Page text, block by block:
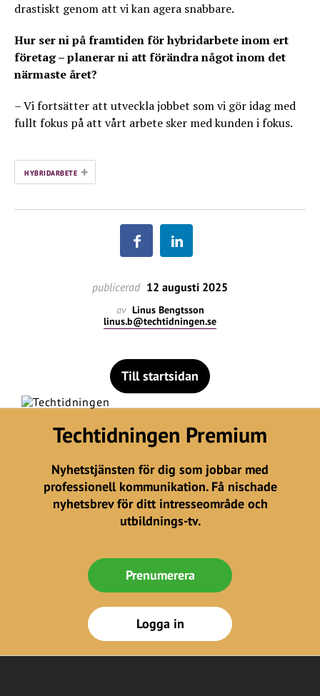
drastiskt genom att vi kan agera snabbare.
Hur ser ni på framtiden för hybridarbete inom ert
företag – planerar ni att förändra något inom det
närmaste året?
– Vi fortsätter att utveckla jobbet som vi gör idag med
fullt fokus på att vårt arbete sker med kunden i fokus.
HYBRIDARBETE +
publicerad 12 augusti 2025
av Linus Bengtsson
linus.b@techtidningen.se
Till startsidan
Techtidningen Premium
Nyhetstjänsten för dig som jobbar med
professionell kommunikation. Få nischade
nyhetsbrev för ditt intresseområde och
utbildnings-tv.
Prenumerera
Logga in